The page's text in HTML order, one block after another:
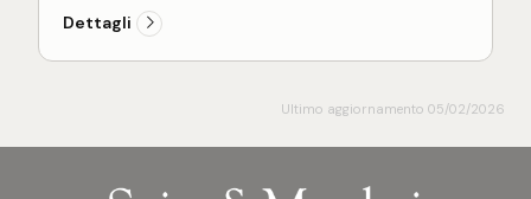
dell'acquirente come e pavimentazioni in parquet
o Grace porcellanato, infissi in alluminio certificati,
impianto di riscaldamento a pavimento, impianto
stanza, portoncino blindato d'ingresso, video
struttura antisismica.
Dettagli
Ultimo aggiornamento 05/02/2026